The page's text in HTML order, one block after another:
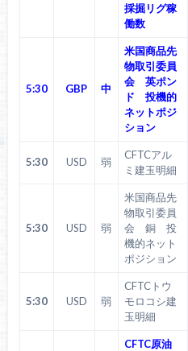
採掘リグ稼
働数
5:30 GBP 中
米国商品先
物取引委員
会 英ポン
ド 投機的
ネットポジ
ション
5:30 USD 弱
CFTCアル
ミ建玉明細
5:30 USD 弱
米国商品先
物取引委員
会 銅 投
機的ネット
ポジション
5:30 USD 弱
CFTCトウ
モロコシ建
玉明細
CFTC原油